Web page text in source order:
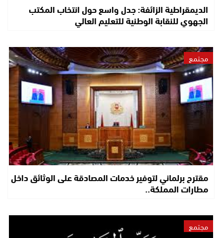
الديمقراطية الزائفة: جدل واسع حول انتخاب المكتب
الجهوي للنقابة الوطنية للتعليم العالي
مجتمع
مقترح برلماني لتوفير خدمات المصادقة على الوثائق داخل
مطارات المملكة..
مجتمع